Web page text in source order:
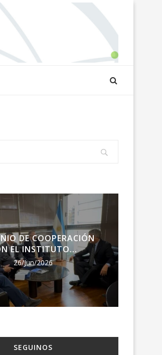
DE COOPERACIÓN
EL INSTITUTO...
26/Jun/2026
SEGUINOS